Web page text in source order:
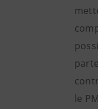
le